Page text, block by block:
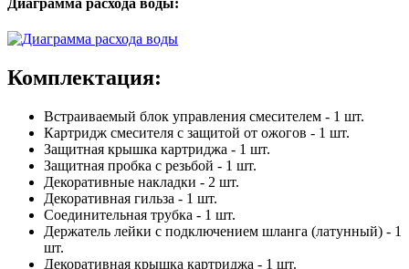
Комплектация:
Встраиваемый блок управления смесителем - 1 шт.
Картридж смесителя с защитой от ожогов - 1 шт.
Защитная крышка картриджа - 1 шт.
Защитная пробка с резьбой - 1 шт.
Декоративные накладки - 2 шт.
Декоративная гильза - 1 шт.
Соединительная трубка - 1 шт.
Держатель лейки с подключением шланга (латунный) - 1
шт.
Декоративная крышка картриджа - 1 шт.